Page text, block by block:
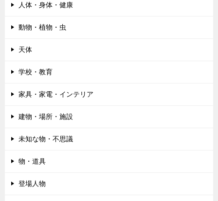
人体・身体・健康
動物・植物・虫
天体
学校・教育
家具・家電・インテリア
建物・場所・施設
未知な物・不思議
物・道具
登場人物